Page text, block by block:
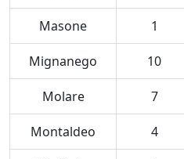
Masone 1
Mignanego 10
Molare 7
Montaldeo 4